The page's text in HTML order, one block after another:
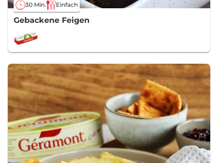
30 Min. Einfach
Gebackene Feigen